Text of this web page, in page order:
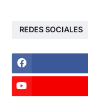
REDES SOCIALES